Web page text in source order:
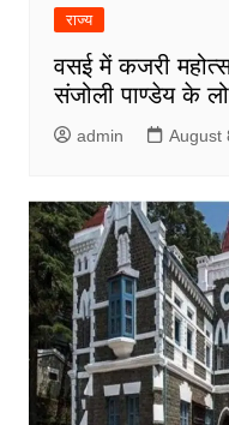
राज्य
वसई में कजरी
संजोली पाण्डेय के
admin August